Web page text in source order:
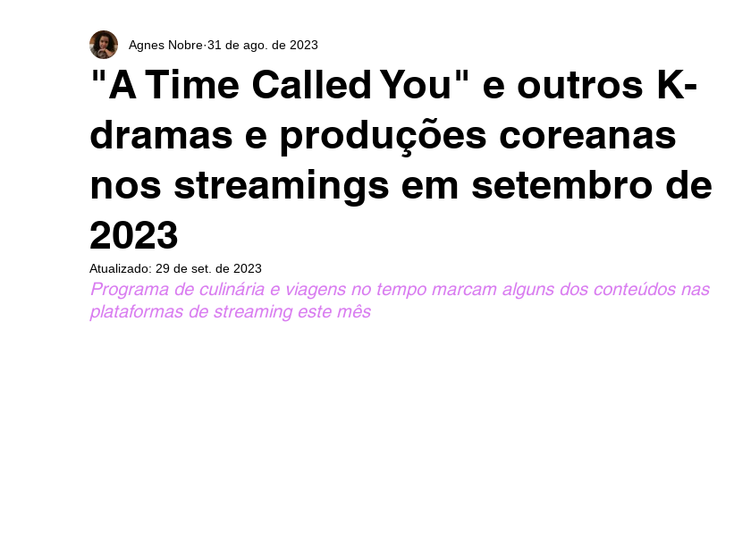
"A Time Called You" e outros K-
dramas e produções coreanas
nos streamings em setembro de
2023
Agnes Nobre 31 de ago. de 2023
Atualizado: 29 de set. de 2023
Programa de culinária e viagens no tempo marcam alguns dos conteúdos nas
plataformas de streaming este mês